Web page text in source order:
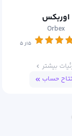
اوربکس
Orbex
۵از ۵
بیشتر
حساب